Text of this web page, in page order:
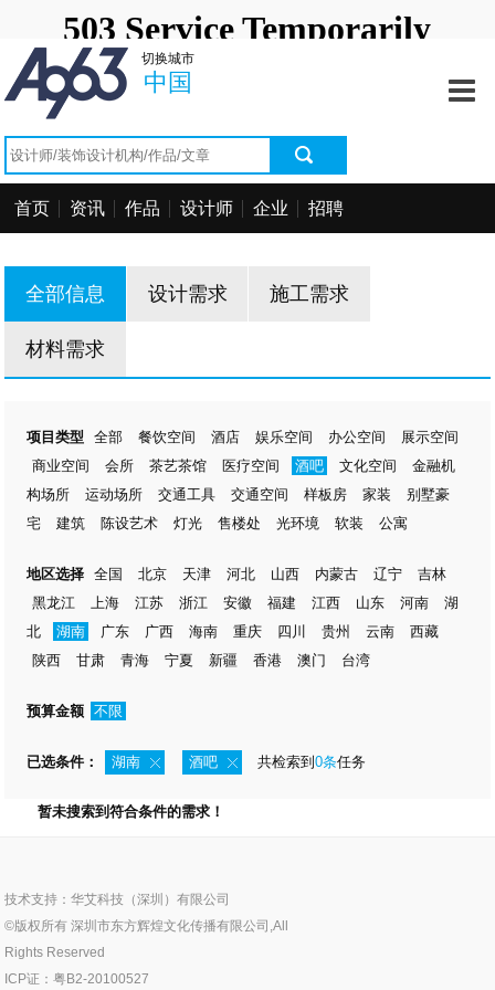
切换城市
中国
资讯中心
找设计师
首页 资讯 作品 设计师 企业 招聘
全部信息 设计需求 施工需求
材料需求
项目类型 全部 餐饮空间 酒店 娱乐空间 办公空间
展示空间
商业空间
会所 茶艺茶馆 医疗空间 酒吧 文化空间
金融机
构场所
运动场所 交通工具 交通空间 样板房 家装
别墅豪
宅
建筑 陈设艺术 灯光 售楼处 光环境 软装 公寓
地区选择 全国 北京 天津 河北 山西 内蒙古 辽宁
吉林
黑龙江
上海 江苏 浙江 安徽 福建 江西 山东 河南
湖
北
湖南 广东 广西 海南 重庆 四川 贵州 云南
西藏
陕西
甘肃 青海 宁夏 新疆 香港 澳门 台湾
预算金额 不限
已选条件： 湖南 酒吧 共检索到0条任务
暂未搜索到符合条件的需求！
技术支持：华艾科技（深圳）有限公司
©版权所有 深圳市东方辉煌文化传播有限公司,All
Rights Reserved
ICP证：粤B2-20100527